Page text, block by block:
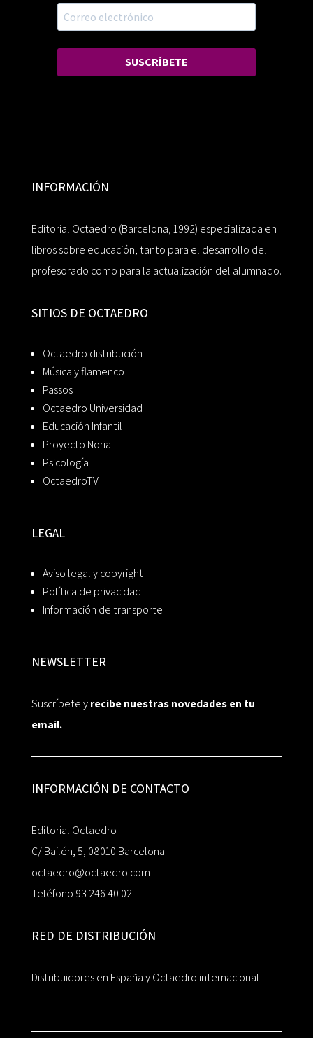
SUSCRÍBETE
INFORMACIÓN
Editorial Octaedro (Barcelona, 1992) especializada en
libros sobre educación, tanto para el desarrollo del
profesorado como para la actualización del alumnado.
SITIOS DE OCTAEDRO
Octaedro distribución
Música y flamenco
Passos
Octaedro Universidad
Educación Infantil
Proyecto Noria
Psicología
OctaedroTV
LEGAL
Aviso legal y copyright
Política de privacidad
Información de transporte
NEWSLETTER
Suscríbete yrecibe nuestras novedades en tu
email.
INFORMACIÓN DE CONTACTO
Editorial Octaedro
C/ Bailén, 5, 08010 Barcelona
octaedro@octaedro.com
Teléfono 93 246 40 02
RED DE DISTRIBUCIÓN
Distribuidores en España y Octaedro internacional